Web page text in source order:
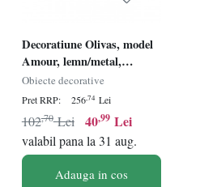
Decoratiune Olivas, model
Amour, lemn/metal,
natur/argintiu, 50 x 5 x 15
cm
Obiecte decorative
Pret RRP: 256,74 Lei
40,99 Lei
102,70 Lei
valabil pana la 31 aug.
Adauga in cos